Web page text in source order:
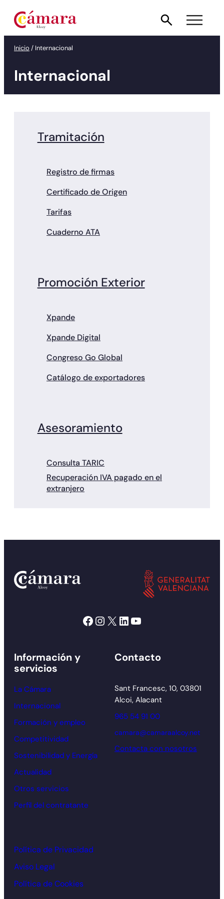
Saltar
contenido
Inicio / Internacional
Internacional
Tramitación
Registro de firmas
Certificado de Origen
Tarifas
Cuaderno ATA
Promoción Exterior
Xpande
Xpande Digital
Congreso Go Global
Catálogo de exportadores
Asesoramiento
Consulta TARIC
Recuperación IVA pagado en el
extranjero
Facebook Instagram X LinkedIn YouTube
Información y
servicios
La Cámara
Internacional
Formación y empleo
Competitividad
Sostenibilidad y Energía
Actualidad
Otros servicios
Perfil del contratante
Contacto
Sant Francesc, 10, 03801
Alcoi, Alacant
965 54 91 00
camara@camaraalcoy.net
Contacta con nosotros
Política de Privacidad
Aviso Legal
Política de Cookies